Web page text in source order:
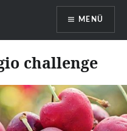
MENÜ
challenge